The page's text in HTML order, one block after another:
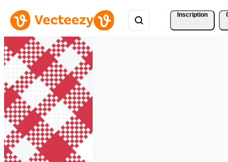
Inscription